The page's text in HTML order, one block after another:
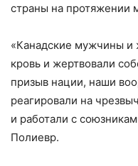
страны на протяжении
«Канадские мужчины
кровь и жертвовали
призыв нации, наши
реагировали на
и работали с
Полиевр.